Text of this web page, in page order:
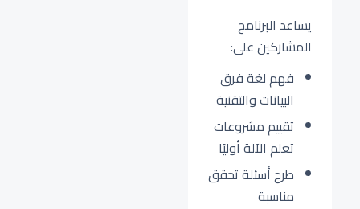
يساعد البرنامج
المشاركين على:
فهم لغة فرق
البيانات والتقنية
تقييم مشروعات
تعلم الآلة أوليًا
طرح أسئلة تحقق
مناسبة